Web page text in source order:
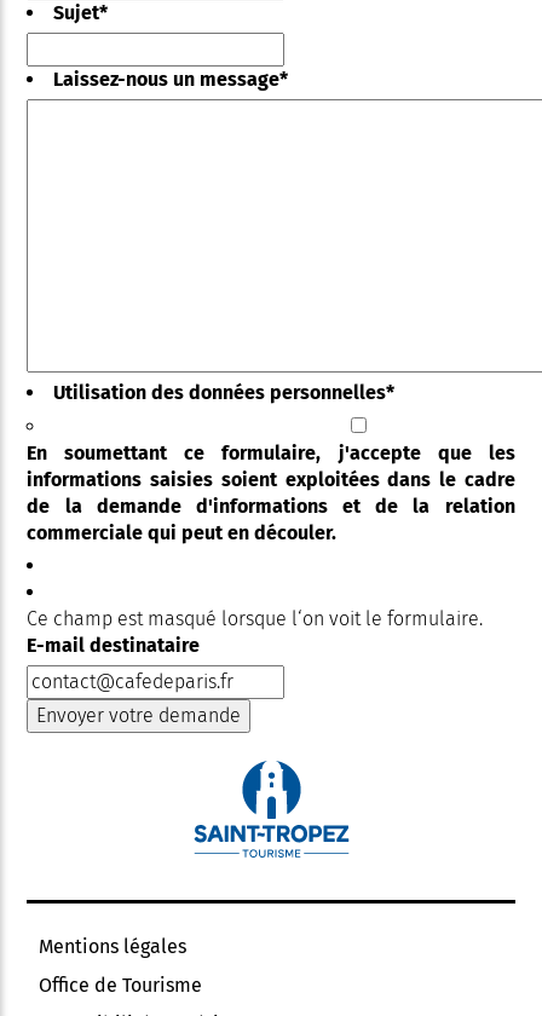
Sujet*
Laissez-nous un message*
Utilisation des données personnelles*
En soumettant ce formulaire, j'accepte que les
informations saisies soient exploitées dans le cadre
de la demande d'informations et de la relation
commerciale qui peut en découler.
Ce champ est masqué lorsque l‘on voit le formulaire.
E-mail destinataire
Mentions légales
Office de Tourisme